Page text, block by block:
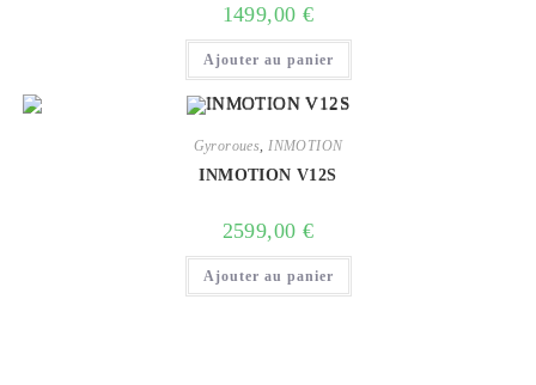
1499,00 €
Ajouter au panier
Gyroroues,INMOTION
INMOTION V12S
2599,00 €
Ajouter au panier